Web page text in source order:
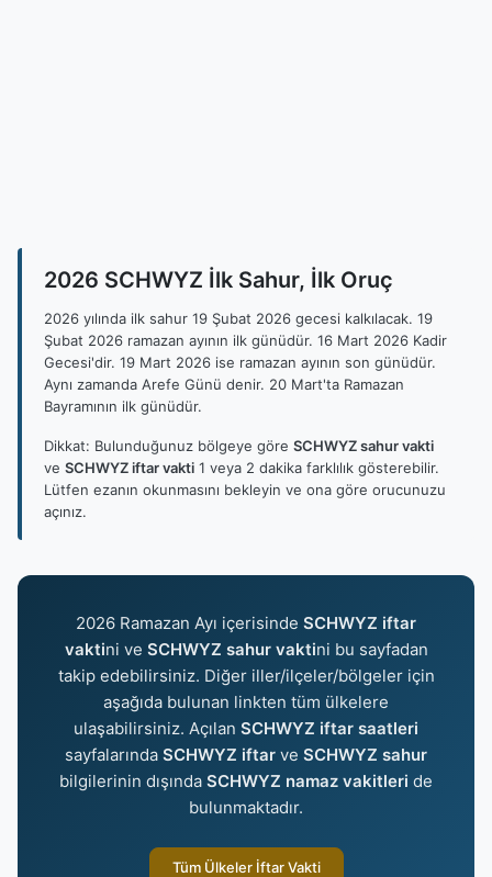
2026 SCHWYZ İlk Sahur, İlk Oruç
2026 yılında ilk sahur 19 Şubat 2026 gecesi kalkılacak. 19
Şubat 2026 ramazan ayının ilk günüdür. 16 Mart 2026 Kadir
Gecesi'dir. 19 Mart 2026 ise ramazan ayının son günüdür.
Aynı zamanda Arefe Günü denir. 20 Mart'ta Ramazan
Bayramının ilk günüdür.
Dikkat: Bulunduğunuz bölgeye göre SCHWYZ sahur vakti
ve SCHWYZ iftar vakti 1 veya 2 dakika farklılık gösterebilir.
Lütfen ezanın okunmasını bekleyin ve ona göre orucunuzu
açınız.
2026 Ramazan Ayı içerisinde SCHWYZ iftar
vaktini ve SCHWYZ sahur vaktini bu sayfadan
takip edebilirsiniz. Diğer iller/ilçeler/bölgeler için
aşağıda bulunan linkten tüm ülkelere
ulaşabilirsiniz. Açılan SCHWYZ iftar saatleri
sayfalarında SCHWYZ iftar ve SCHWYZ sahur
bilgilerinin dışında SCHWYZ namaz vakitleri de
bulunmaktadır.
Tüm Ülkeler İftar Vakti